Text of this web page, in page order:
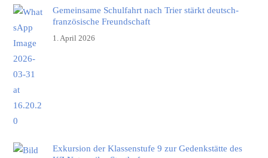
Gemeinsame Schulfahrt nach Trier stärkt deutsch-
französische Freundschaft
1. April 2026
Exkursion der Klassenstufe 9 zur Gedenkstätte des